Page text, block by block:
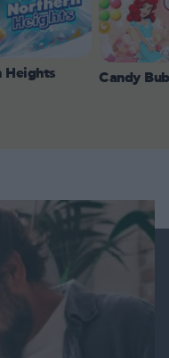
Heights Candy